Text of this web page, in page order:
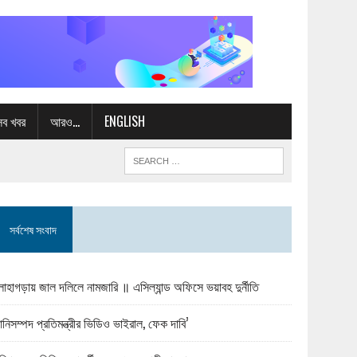
খবর আরও… ENGLISH
সর্বশেষ সংবাদ
জাল দলিলে নামজারি ॥ এসিল্যান্ড অফিসে ভয়াবহ দুর্নীতি
প্রতিমন্ত্রীর ভিডিও ভাইরাল, ফেক দাবি’